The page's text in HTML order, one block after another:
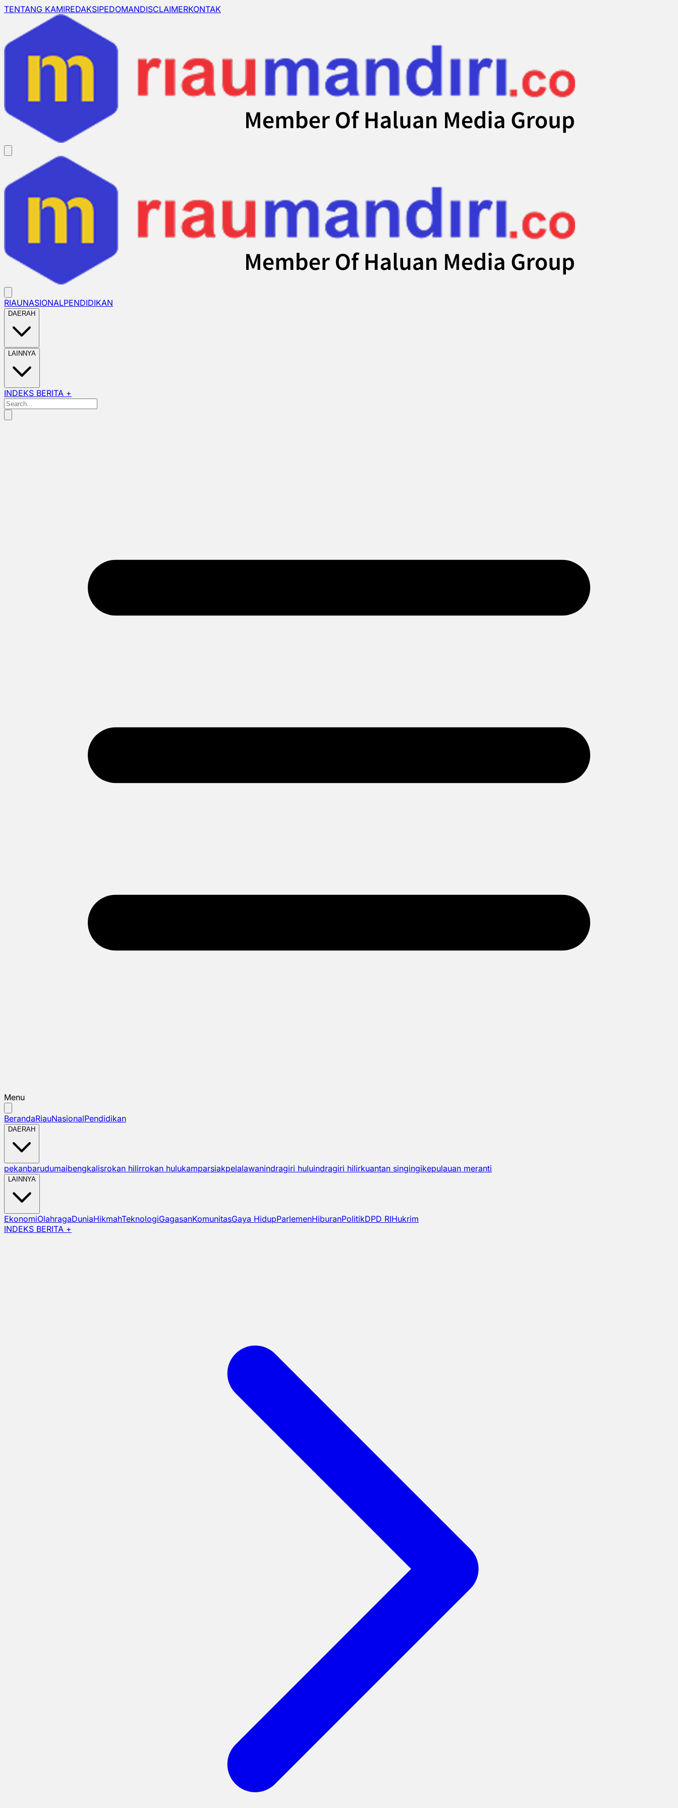
TENTANG KAMIREDAKSIPEDOMANDISCLAIMERKONTAK
RIAUNASIONALPENDIDIKAN
DAERAH
LAINNYA
INDEKS BERITA +
Menu
BerandaRiauNasionalPendidikan
DAERAH
pekanbarudumaibengkalisrokan hilirrokan hulukamparsiakpelalawanindragiri huluindragiri hilirkuantan singingikepulauan meranti
LAINNYA
EkonomiOlahragaDuniaHikmahTeknologiGagasanKomunitasGaya HidupParlemenHiburanPolitikDPD RIHukrim
INDEKS BERITA +